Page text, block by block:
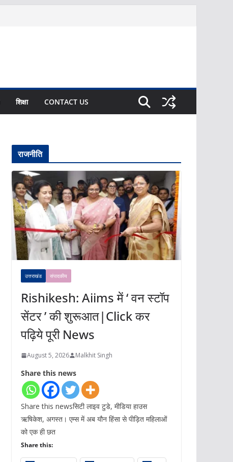
शिक्षा CONTACT US
राजनीति
उत्तराखंड संपादकीय
Rishikesh: Aiims में ‘ वन स्टॉप
सेंटर ’ की शुरूआत|Click कर
पढ़िये पूरी News
August 5, 2026 Malkhit Singh
Share this news
Share this newsसिटी लाइव टुडे, मीडिया हाउस
ऋषिकेश, अगस्त। एम्स में अब यौन हिंसा से पीड़ित महिलाओं
को एक ही छत
Share this: